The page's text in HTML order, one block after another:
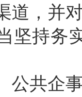
道，并
坚持务
企事